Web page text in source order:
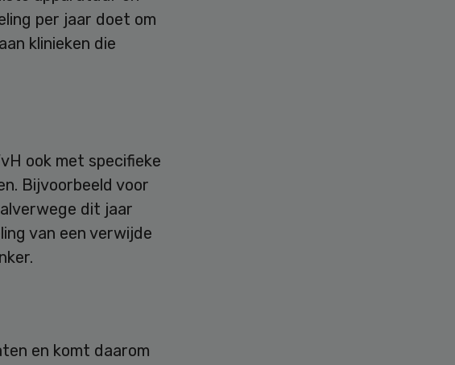
per jaar doet om
klinieken die
ook met specifieke
Bijvoorbeeld voor
dit jaar
van een verwijde
en komt daarom